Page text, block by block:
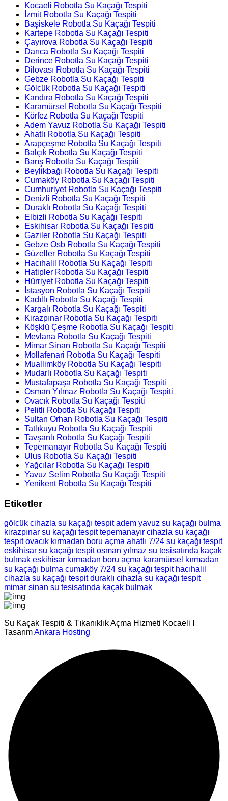
Kocaeli Robotla Su Kaçağı Tespiti
İzmit Robotla Su Kaçağı Tespiti
Başiskele Robotla Su Kaçağı Tespiti
Kartepe Robotla Su Kaçağı Tespiti
Çayırova Robotla Su Kaçağı Tespiti
Darıca Robotla Su Kaçağı Tespiti
Derince Robotla Su Kaçağı Tespiti
Dilovası Robotla Su Kaçağı Tespiti
Gebze Robotla Su Kaçağı Tespiti
Gölcük Robotla Su Kaçağı Tespiti
Kandıra Robotla Su Kaçağı Tespiti
Karamürsel Robotla Su Kaçağı Tespiti
Körfez Robotla Su Kaçağı Tespiti
Adem Yavuz Robotla Su Kaçağı Tespiti
Ahatlı Robotla Su Kaçağı Tespiti
Arapçeşme Robotla Su Kaçağı Tespiti
Balçık Robotla Su Kaçağı Tespiti
Barış Robotla Su Kaçağı Tespiti
Beylikbağı Robotla Su Kaçağı Tespiti
Cumaköy Robotla Su Kaçağı Tespiti
Cumhuriyet Robotla Su Kaçağı Tespiti
Denizli Robotla Su Kaçağı Tespiti
Duraklı Robotla Su Kaçağı Tespiti
Elbizli Robotla Su Kaçağı Tespiti
Eskihisar Robotla Su Kaçağı Tespiti
Gaziler Robotla Su Kaçağı Tespiti
Gebze Osb Robotla Su Kaçağı Tespiti
Güzeller Robotla Su Kaçağı Tespiti
Hacıhalil Robotla Su Kaçağı Tespiti
Hatipler Robotla Su Kaçağı Tespiti
Hürriyet Robotla Su Kaçağı Tespiti
İstasyon Robotla Su Kaçağı Tespiti
Kadıllı Robotla Su Kaçağı Tespiti
Kargalı Robotla Su Kaçağı Tespiti
Kirazpınar Robotla Su Kaçağı Tespiti
Köşklü Çeşme Robotla Su Kaçağı Tespiti
Mevlana Robotla Su Kaçağı Tespiti
Mimar Sinan Robotla Su Kaçağı Tespiti
Mollafenari Robotla Su Kaçağı Tespiti
Muallimköy Robotla Su Kaçağı Tespiti
Mudarlı Robotla Su Kaçağı Tespiti
Mustafapaşa Robotla Su Kaçağı Tespiti
Osman Yılmaz Robotla Su Kaçağı Tespiti
Ovacık Robotla Su Kaçağı Tespiti
Pelitli Robotla Su Kaçağı Tespiti
Sultan Orhan Robotla Su Kaçağı Tespiti
Tatlıkuyu Robotla Su Kaçağı Tespiti
Tavşanlı Robotla Su Kaçağı Tespiti
Tepemanayır Robotla Su Kaçağı Tespiti
Ulus Robotla Su Kaçağı Tespiti
Yağcılar Robotla Su Kaçağı Tespiti
Yavuz Selim Robotla Su Kaçağı Tespiti
Yenikent Robotla Su Kaçağı Tespiti
Etiketler
gölcük cihazla su kaçağı tespit adem yavuz su kaçağı bulma
kirazpınar su kaçağı tespit tepemanayır cihazla su kaçağı
tespit ovacık kırmadan boru açma ahatlı 7/24 su kaçağı tespit
eskihisar su kaçağı tespit osman yılmaz su tesisatında kaçak
bulmak eskihisar kırmadan boru açma karamürsel kırmadan
su kaçağı bulma cumaköy 7/24 su kaçağı tespit hacıhalil
cihazla su kaçağı tespit duraklı cihazla su kaçağı tespit
mimar sinan su tesisatında kaçak bulmak
Su Kaçak Tespiti & Tıkanıklık Açma Hizmeti Kocaeli I
TasarımAnkara Hosting